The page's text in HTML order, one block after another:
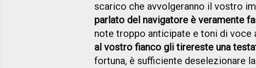
scarico che avvolgeranno il vostro
parlato del navigatore è veramente
note troppo anticipate e toni di voce
al vostro fianco gli tirereste una
fortuna, è sufficiente deselezionare